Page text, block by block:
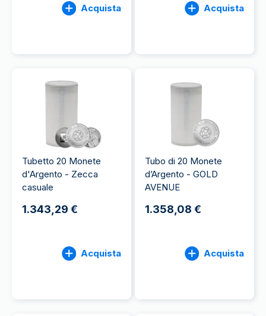
Acquista Acquista
Tubetto 20 Monete
d'Argento - Zecca
casuale
1.343,29 €
Acquista
Tubo di 20 Monete
d’Argento - GOLD
AVENUE
1.358,08 €
Acquista